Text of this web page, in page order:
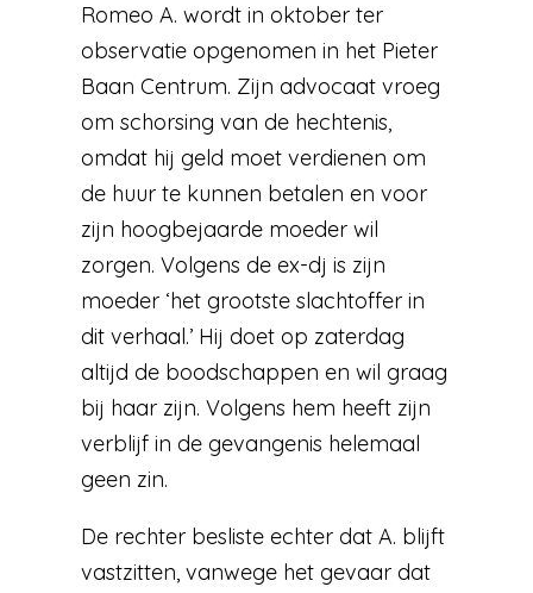
Romeo A. wordt in oktober ter
observatie opgenomen in het Pieter
Baan Centrum. Zijn advocaat vroeg
om schorsing van de hechtenis,
omdat hij geld moet verdienen om
de huur te kunnen betalen en voor
zijn hoogbejaarde moeder wil
zorgen. Volgens de ex-dj is zijn
moeder ‘het grootste slachtoffer in
dit verhaal.’ Hij doet op zaterdag
altijd de boodschappen en wil graag
bij haar zijn. Volgens hem heeft zijn
verblijf in de gevangenis helemaal
geen zin.
De rechter besliste echter dat A. blijft
vastzitten, vanwege het gevaar dat